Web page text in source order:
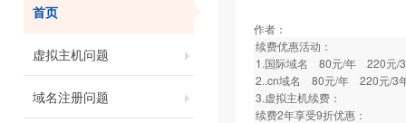
首页
虚拟主机问题
域名注册问题
作者：
续费优惠活动：
1.国际域名 80元/年 220元/
2..cn域名 80元/年 220元/3
3.虚拟主机续费：
续费2年享受9折优惠：